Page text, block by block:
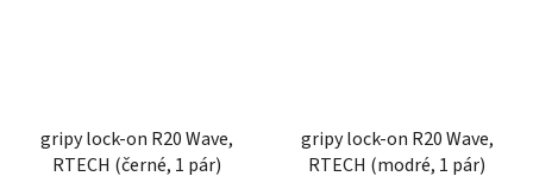
gripy lock-on R20 Wave,
RTECH (černé, 1 pár)
gripy lock-on R20 Wave,
RTECH (modré, 1 pár)